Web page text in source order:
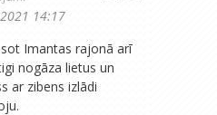
14:17
Imantas rajonā arī
nogāza lietus un
ar zibens izlādi